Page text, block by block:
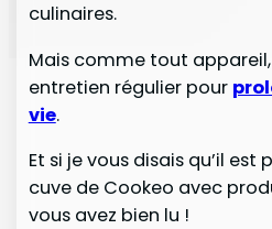
culinaires.
Mais comme tout
entretien régulier pour
vie.
Et si je vous disais qu’il
cuve de Cookeo avec
vous avez bien lu !